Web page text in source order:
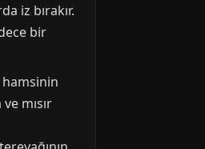
iz bırakır.
bir
hamsinin
mısır